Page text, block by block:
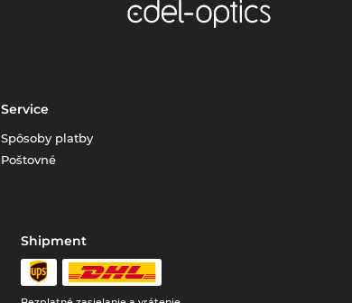
Service
Spôsoby platby
Poštovné
Shipment